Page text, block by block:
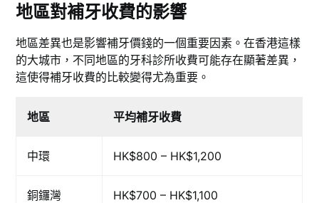
地區對補牙收費的影響
地區差異也是影響補牙價錢的一個重要因素。在香港這樣
的大城市，不同地區的牙科診所收費可能存在顯著差異，
這使得補牙收費的比較變得尤為重要。
地區 平均補牙收費
中環 HK$800 – HK$1,200
銅鑼灣 HK$700 – HK$1,100